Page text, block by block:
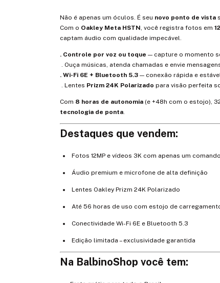
Não é apenas um óculos. É seu novo ponto de vista
Com o Oakley Meta HSTN, você registra fotos em
captam áudio com qualidade impecável.
. Controle por voz ou toque — capture o momento
. Ouça músicas, atenda chamadas e envie
. Wi-Fi 6E + Bluetooth 5.3 — conexão rápida e
. Lentes Prizm 24K Polarizado para visão perfeita
Com 8 horas de autonomia (e +48h com o estojo),
tecnologia de ponta.
Destaques que vendem:
Fotos 12MP e vídeos 3K com apenas um
Áudio premium e microfone de alta definição
Lentes Oakley Prizm 24K Polarizado
Até 56 horas de uso com estojo de
Conectividade Wi-Fi 6E e Bluetooth 5.3
Edição limitada – exclusividade garantida
Na BalbinoShop você tem: